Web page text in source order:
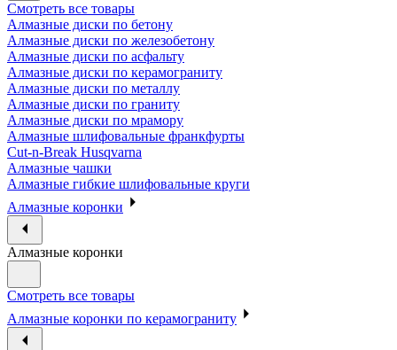
Смотреть все товары
Алмазные диски по бетону
Алмазные диски по железобетону
Алмазные диски по асфальту
Алмазные диски по керамограниту
Алмазные диски по металлу
Алмазные диски по граниту
Алмазные диски по мрамору
Алмазные шлифовальные франкфурты
Cut-n-Break Husqvarna
Алмазные чашки
Алмазные гибкие шлифовальные круги
Алмазные коронки
Алмазные коронки
Смотреть все товары
Алмазные коронки по керамограниту